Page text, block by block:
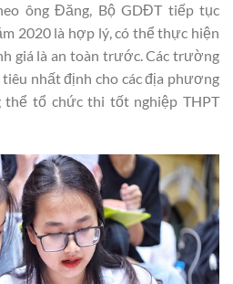
ông Đăng, Bộ GDĐT tiếp tục
2020 là hợp lý, có thể thực hiện
giá là an toàn trước. Các trường
nhất định cho các địa phương
thể tổ chức thi tốt nghiệp THPT